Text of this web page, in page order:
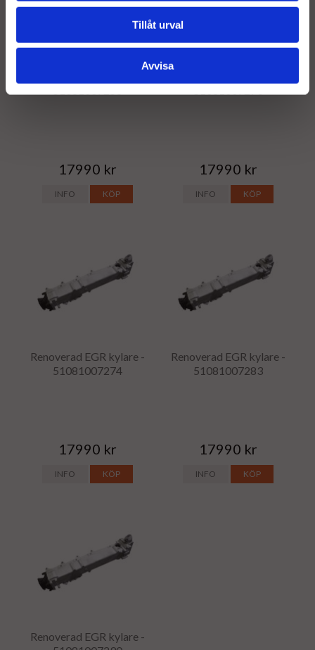
Tillåt urval
Avvisa
17990 kr
INFO KÖP
17990 kr
INFO KÖP
Renoverad EGR kylare -
51081007274
17990 kr
INFO KÖP
Renoverad EGR kylare -
51081007283
17990 kr
INFO KÖP
Renoverad EGR kylare -